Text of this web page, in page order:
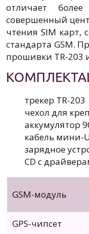
отличает
совершенный
чтения SIM
стандарта GSM.
прошивки TR-203
трекер TR-203
чехол для
аккумулятор
кабель мини-
зарядное
CD с
GSM-модуль
GPS-чипсет